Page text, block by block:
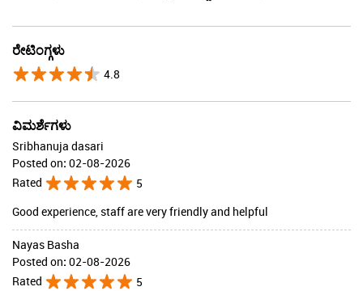
ರೇಟಿಂಗ್ಗಳು
4.8
ವಿಮರ್ಶೆಗಳು
Sribhanuja dasari
Posted on: 02-08-2026
Rated
5
Good experience, staff are very friendly and helpful
Nayas Basha
Posted on: 02-08-2026
Rated
5